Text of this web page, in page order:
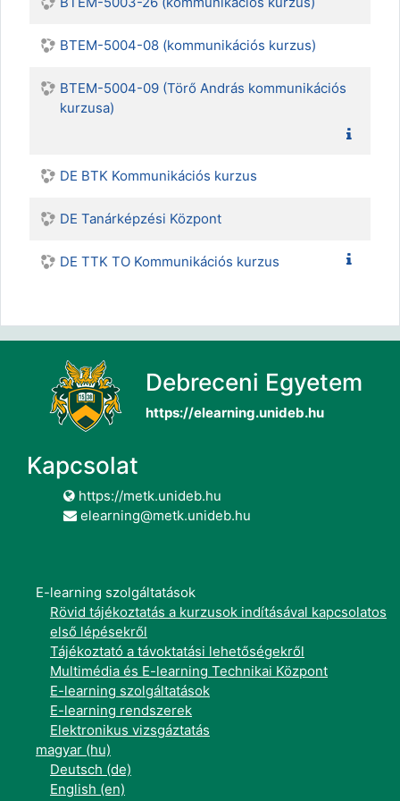
BTEM-5004-08 (kommunikációs kurzus)
BTEM-5004-09 (Törő András kommunikációs
kurzusa)
DE BTK Kommunikációs kurzus
DE Tanárképzési Központ
DE TTK TO Kommunikációs kurzus
Debreceni Egyetem
https://elearning.unideb.hu
Kapcsolat
https://metk.unideb.hu
elearning@metk.unideb.hu
E-learning szolgáltatások
Rövid tájékoztatás a kurzusok indításával kapcsolatos
első lépésekről
Tájékoztató a távoktatási lehetőségekről
Multimédia és E-learning Technikai Központ
E-learning szolgáltatások
E-learning rendszerek
Elektronikus vizsgáztatás
magyar ‎(hu)‎
Deutsch ‎(de)‎
English ‎(en)‎